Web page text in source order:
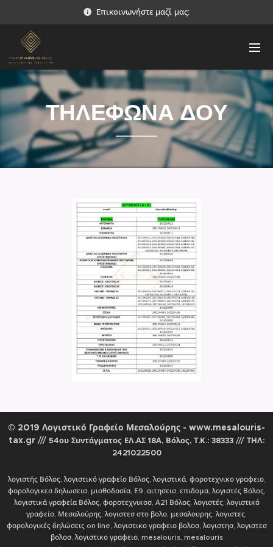
Επικοινωνήστε μαζί μας:
ΤΗΛΕΦΩΝΑ ΔΟΥ
© 2019 Λογιστικό Γραφείο Μεσαλούρης - www.mesalouris-
tax.gr /// 54ου Συντάγματος ΕΛ.ΑΣ 18Α, Βόλος, Τ.Κ.: 38333 /// ΤΗΛ:
2421022500
λογιστής Βόλος, λογιστικό γραφείο Βόλος, λογιστικά, φοροτεχνικο γραφειο,
φορολογικεσ δηλωσεισ, μισθοδοσία, Ε9, αιτησεισ, επιδομα, λογιστές Βόλος,
λογιστικά γραφεία Βόλος, φοροτεχνικοσ, Α21 Βόλος, λογιστές, λογιστικό
γραφείο, Μεσαλούρης, λογιστεσ στο βολο, μεσαλουρης, λογιστες,
φορολογικές δηλώσεις on line, λογιστικο γραφειο βολοσ, λογιστησ, λογιστεσ
βολοσ, λογιστικο γραφειο, mesalouris, mesalouris